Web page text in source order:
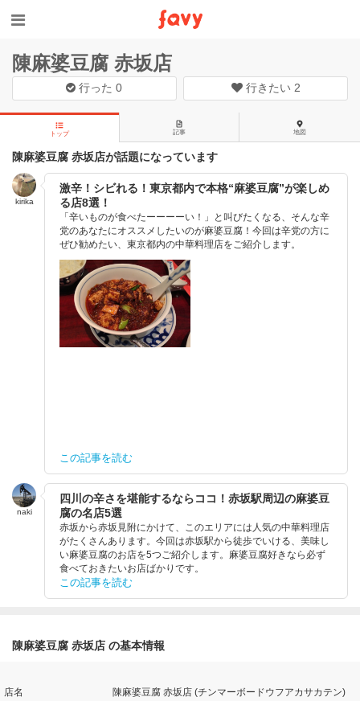
陳麻婆豆腐 赤坂店
行った0 行きたい 2
トップ 記事 地図
陳麻婆豆腐 赤坂店が話題になっています
kirika
激辛！シビれる！東京都内で本格“麻婆豆腐”が楽しめ
る店8選！
「辛いものが食べたーーーーい！」と叫びたくなる、そんな辛
党のあなたにオススメしたいのが麻婆豆腐！今回は辛党の方に
ぜひ勧めたい、東京都内の中華料理店をご紹介します。
この記事を読む
naki
四川の辛さを堪能するならココ！赤坂駅周辺の麻婆豆
腐の名店5選
赤坂から赤坂見附にかけて、このエリアには人気の中華料理店
がたくさんあります。今回は赤坂駅から徒歩でいける、美味し
い麻婆豆腐のお店を5つご紹介します。麻婆豆腐好きなら必ず
食べておきたいお店ばかりです。
この記事を読む
陳麻婆豆腐 赤坂店 の基本情報
店名 陳麻婆豆腐 赤坂店 (チンマーボードウフアカサカテン)